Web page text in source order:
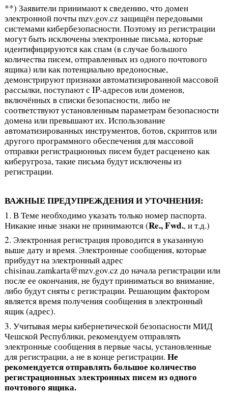
**) Заявители принимают к сведению, что домен
электронной почты mzv.gov.cz защищён передовыми
системами кибербезопасности. Поэтому из регистрации
могут быть исключены электронные письма, которые
идентифицируются как спам (в случае большого
количества писем, отправленных из одного почтового
ящика) или как потенциально вредоносные,
демонстрируют признаки автоматизированной массовой
рассылки, поступают с IP-адресов или доменов,
включённых в списки безопасности, либо не
соответствуют установленным параметрам безопасности
домена или превышают их. Использование
автоматизированных инструментов, ботов, скриптов или
другого программного обеспечения для массовой
отправки регистрационных писем будет расценено как
киберугроза, такие письма будут исключены из
регистрации.
ВАЖНЫЕ ПРЕДУПРЕЖДЕНИЯ И УТОЧНЕНИЯ:
1. В Теме необходимо указать только номер паспорта.
Никакие иные знаки не принимаются (Re., Fwd., и т.д.)
2. Электронная регистрация проводится в указанную
выше дату и время. Электронные сообщения, которые
прибудут на электронный адрес
chisinau.zamkarta@mzv.gov.cz до начала регистрации или
после ее окончания, не будут приниматься во внимание,
либо будут сняты с регистрации. Решающим фактором
является время получения сообщения в электронный
ящик (адрес).
3. Учитывая меры кибернетической безопасности МИД
Чешской Республики, рекомендуем отправлять
электронные сообщения в первые часы, установленные
для регистрации, а не в конце регистрации. Не
рекомендуется отправлять большое количество
регистрационных электронных писем из одного
почтового ящика.